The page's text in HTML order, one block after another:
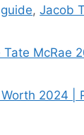
guide,Jacob
McRae
2024 |